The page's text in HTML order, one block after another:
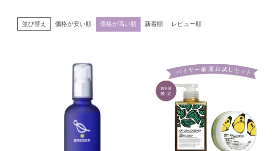
並び替え 価格が安い順 価格が高い順 新着順 レビュー順